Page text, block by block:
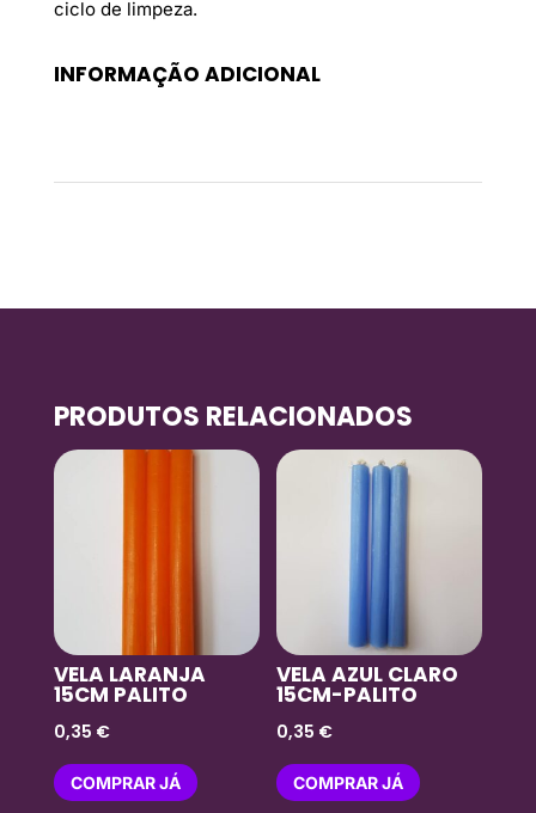
ciclo de limpeza.
INFORMAÇÃO ADICIONAL
PRODUTOS RELACIONADOS
VELA LARANJA
15CM PALITO
0,35 €
COMPRAR JÁ
VELA AZUL CLARO
15CM-PALITO
0,35 €
COMPRAR JÁ